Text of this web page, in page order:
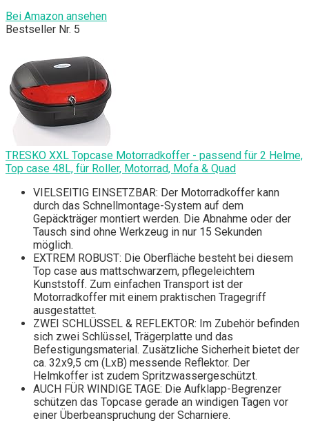
Bei Amazon ansehen
Bestseller Nr. 5
TRESKO XXL Topcase Motorradkoffer - passend für 2 Helme,
Top case 48L, für Roller, Motorrad, Mofa & Quad
VIELSEITIG EINSETZBAR: Der Motorradkoffer kann
durch das Schnellmontage-System auf dem
Gepäckträger montiert werden. Die Abnahme oder der
Tausch sind ohne Werkzeug in nur 15 Sekunden
möglich.
EXTREM ROBUST: Die Oberfläche besteht bei diesem
Top case aus mattschwarzem, pflegeleichtem
Kunststoff. Zum einfachen Transport ist der
Motorradkoffer mit einem praktischen Tragegriff
ausgestattet.
ZWEI SCHLÜSSEL & REFLEKTOR: Im Zubehör befinden
sich zwei Schlüssel, Trägerplatte und das
Befestigungsmaterial. Zusätzliche Sicherheit bietet der
ca. 32x9,5 cm (LxB) messende Reflektor. Der
Helmkoffer ist zudem Spritzwassergeschützt.
AUCH FÜR WINDIGE TAGE: Die Aufklapp-Begrenzer
schützen das Topcase gerade an windigen Tagen vor
einer Überbeanspruchung der Scharniere.